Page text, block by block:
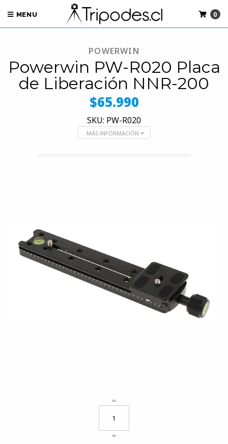
MENU 0
POWERWIN
Powerwin PW-R020 Placa
de Liberación NNR-200
$65.990
SKU: PW-R020
MÁS INFORMACIÓN